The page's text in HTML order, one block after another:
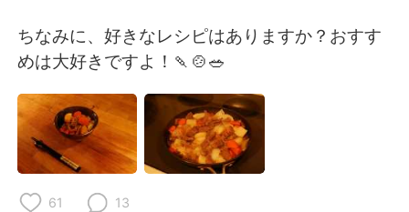
العربية Français
한국어 Русский
ไทย Italiano
ちなみに、好きなレシピはありますか？おすす
めは大好きですよ！🍡🍲🥗
61 13